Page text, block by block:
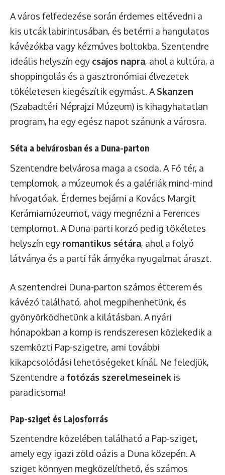
A város felfedezése során érdemes eltévedni a
kis utcák labirintusában, és betérni a hangulatos
kávézókba vagy kézműves boltokba. Szentendre
ideális helyszín egy csajos napra, ahol a kultúra, a
shoppingolás és a gasztronómiai élvezetek
tökéletesen kiegészítik egymást. A Skanzen
(Szabadtéri Néprajzi Múzeum) is kihagyhatatlan
program, ha egy egész napot szánunk a városra.
Séta a belvárosban és a Duna-parton
Szentendre belvárosa maga a csoda. A Fő tér, a
templomok, a múzeumok és a galériák mind-mind
hívogatóak. Érdemes bejárni a Kovács Margit
Kerámiamúzeumot, vagy megnézni a Ferences
templomot. A Duna-parti korzó pedig tökéletes
helyszín egy romantikus sétára, ahol a folyó
látványa és a parti fák árnyéka nyugalmat áraszt.
A szentendrei Duna-parton számos étterem és
kávézó található, ahol megpihenhetünk, és
gyönyörködhetünk a kilátásban. A nyári
hónapokban a komp is rendszeresen közlekedik a
szemközti Pap-szigetre, ami további
kikapcsolódási lehetőségeket kínál. Ne feledjük,
Szentendre a fotózás szerelmeseinek is
paradicsoma!
Pap-sziget és Lajosforrás
Szentendre közelében található a Pap-sziget,
amely egy igazi zöld oázis a Duna közepén. A
sziget könnyen megközelíthető, és számos